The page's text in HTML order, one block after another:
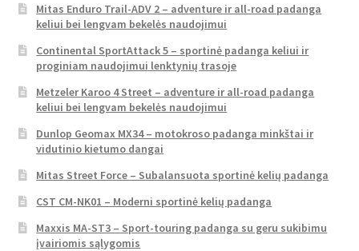
Mitas Enduro Trail-ADV 2 – adventure ir all-road padanga
keliui bei lengvam bekelės naudojimui
Continental SportAttack 5 – sportinė padanga keliui ir
proginiam naudojimui lenktynių trasoje
Metzeler Karoo 4 Street – adventure ir all-road padanga
keliui bei lengvam bekelės naudojimui
Dunlop Geomax MX34 – motokroso padanga minkštai ir
vidutinio kietumo dangai
Mitas Street Force – Subalansuota sportinė kelių padanga
CST CM-NK01 – Moderni sportinė kelių padanga
Maxxis MA-ST3 – Sport-touring padanga su geru sukibimu
įvairiomis sąlygomis